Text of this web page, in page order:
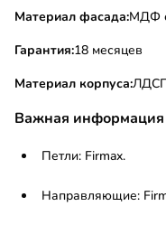
Материал фасада:МДФ
Гарантия:18 месяцев
Материал корпуса:
Важная информация
Петли: Firmax.
Направляющие: